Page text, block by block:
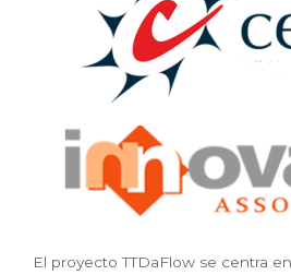
El proyecto TTDaFlow se centra